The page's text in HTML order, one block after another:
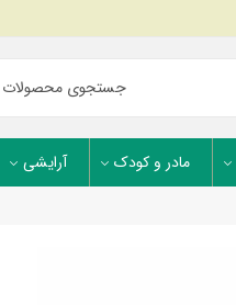
مادر و کودک آرایشی